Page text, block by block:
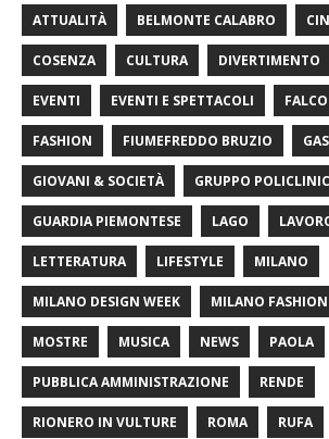
ATTUALITÀ BELMONTE CALABRO
COSENZA CULTURA DIVERTIMENTO
EVENTI EVENTI E SPETTACOLI
FASHION FIUMEFREDDO BRUZIO
GIOVANI & SOCIETÀ GRUPPO
GUARDIA PIEMONTESE LAGO
LETTERATURA LIFESTYLE MILANO
MILANO DESIGN WEEK MILANO FASHION
MOSTRE MUSICA NEWS PAOLA
PUBBLICA AMMINISTRAZIONE RENDE
RIONERO IN VULTURE ROMA RUFA